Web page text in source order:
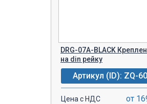
DRG-07A-BLACK
на din рейку
Артикул (ID): ZQ-
Цена с НДС от